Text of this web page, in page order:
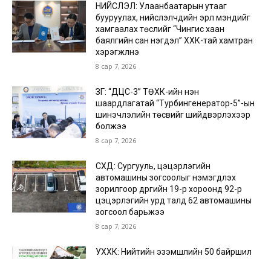
НИЙСЛЭЛ: Улаанбаатарын утааг
бууруулах, нийслэлчүүдийн эрүүл мэндийг
хамгаалах төслийг “Чингис хаан
баялгийн сан нэгдэл” ХХК-тай хамтран
хэрэгжүүлнэ
8 сар 7, 2026
ЗГ: “ДЦС-3” ТӨХК-ийн нэн
шаардлагатай “Турбингенератор-5”-ын
шинэчлэлийн төсвийг шийдвэрлэхээр
болжээ
8 сар 7, 2026
СХД: Сургууль, цэцэрлэгийн
автомашины зогсоолыг нэмэгдүүлэх
зорилгоор дүүргийн 19-р хороонд 92-р
цэцэрлэгийн урд талд 62 автомашины
зогсоол барьжээ
8 сар 7, 2026
УХХК: Нийтийн эзэмшлийн 50 байршил